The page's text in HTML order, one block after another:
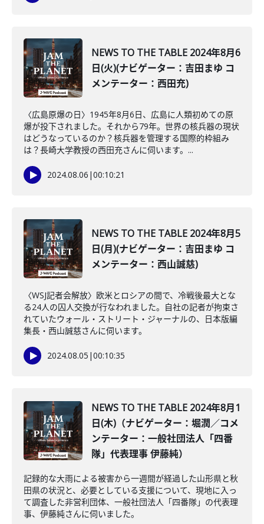
NEWS TO THE TABLE 2024年8月6
日(火)(ナビゲーター：吉田まゆ コ
メンテーター：西田充)
〈広島原爆の日〉1945年8月6日、広島に人類初めての原
爆が投下されました。それから79年。世界の核兵器の現状
はどうなっているのか？核兵器を管理する国際的枠組み
は？長崎大学教授の西田充さんに伺います。...
2024.08.06 |00:10:21
NEWS TO THE TABLE 2024年8月5
日(月)(ナビゲーター：吉田まゆ コ
メンテーター：西山誠慈)
〈WSJ記者会解放〉欧米とロシアの間で、冷戦後最大とな
る24人の囚人交換が行なわれました。自社の記者が拘束さ
れていたウォール・ストリート・ジャーナルの、日本版編
集長・西山誠慈さんに伺います。
2024.08.05 |00:10:35
NEWS TO THE TABLE 2024年8月1
日(木)（ナビゲーター：堀潤／コメ
ンテーター：一般社団法人「四番
隊」代表理事 伊藤純）
記録的な大雨による被害から一週間が経過した山形県と秋
田県の状況と、必要としている支援について、現地に入っ
て調査した非営利団体、一般社団法人「四番隊」の代表理
事、伊藤純さんに伺いました。